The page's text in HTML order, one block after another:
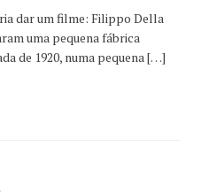
dar um filme: Filippo Della
uma pequena fábrica
de 1920, numa pequena […]